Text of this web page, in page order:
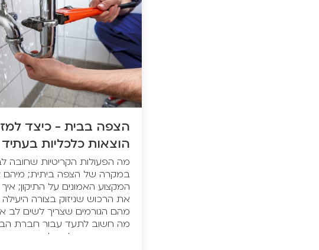
הצפה בבית - כיצד
הוצאות כלכליות בעתיד
מה הפעולות הקריטיות שחובה
במקרה של הצפה ביתית; מיהם
המקצוע האמונים על התיקון;
את הרכוש שניזוק בצורה היעילה
מהם הגורמים שצריך לשים לב
מה חשוב לתעד עבור חברת
ובעיקר מי משלם על הנזק